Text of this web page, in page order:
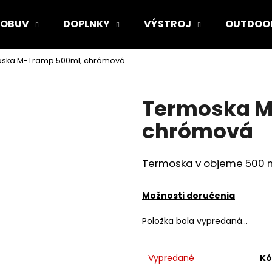
OBUV DOPLNKY VÝSTROJ
M-Tramp 500ml, chrómová
Termoska
chrómová
Termoska v objeme 500
Možnosti doručenia
Položka bola vypredaná…
Vypredané
Čo potrebujete nájsť?
HĽADAŤ